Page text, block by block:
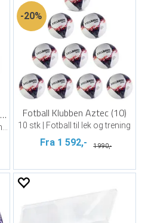
Erteposer bokstavsett blå - aktiv læring
20%
Fotball Klubben Aztec (10)
10 stk | Fotball til lek og trening
Fra 1 592,- 1 990,-